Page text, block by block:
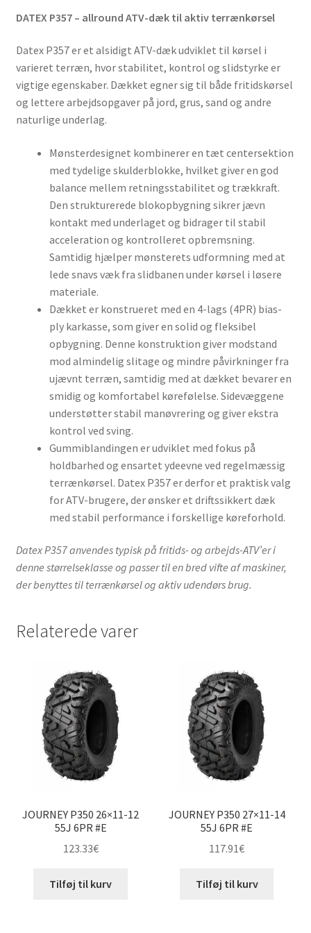
DATEX P357 – allround ATV-dæk til aktiv terrænkørsel
Datex P357 er et alsidigt ATV-dæk udviklet til kørsel i
varieret terræn, hvor stabilitet, kontrol og slidstyrke er
vigtige egenskaber. Dækket egner sig til både fritidskørsel
og lettere arbejdsopgaver på jord, grus, sand og andre
naturlige underlag.
Mønsterdesignet kombinerer en tæt centersektion
med tydelige skulderblokke, hvilket giver en god
balance mellem retningsstabilitet og trækkraft.
Den strukturerede blokopbygning sikrer jævn
kontakt med underlaget og bidrager til stabil
acceleration og kontrolleret opbremsning.
Samtidig hjælper mønsterets udformning med at
lede snavs væk fra slidbanen under kørsel i løsere
materiale.
Dækket er konstrueret med en 4-lags (4PR) bias-
ply karkasse, som giver en solid og fleksibel
opbygning. Denne konstruktion giver modstand
mod almindelig slitage og mindre påvirkninger fra
ujævnt terræn, samtidig med at dækket bevarer en
smidig og komfortabel kørefølelse. Sidevæggene
understøtter stabil manøvrering og giver ekstra
kontrol ved sving.
Gummiblandingen er udviklet med fokus på
holdbarhed og ensartet ydeevne ved regelmæssig
terrænkørsel. Datex P357 er derfor et praktisk valg
for ATV-brugere, der ønsker et driftssikkert dæk
med stabil performance i forskellige køreforhold.
Datex P357 anvendes typisk på fritids- og arbejds-ATV’er i
denne størrelseklasse og passer til en bred vifte af maskiner,
der benyttes til terrænkørsel og aktiv udendørs brug.
Relaterede varer
JOURNEY P350 26×11-12
55J 6PR #E
123.33€
Tilføj til kurv
JOURNEY P350 27×11-14
55J 6PR #E
117.91€
Tilføj til kurv